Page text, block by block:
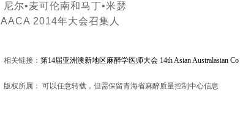
尼尔•麦可伦南和马丁•米瑟
AACA 2014年大会召集人
相关链接： 第14届亚洲澳新地区麻醉学医师大会 14th Asian Australasian Co
版权所属： 可以任意转载，但需保留青海省麻醉质量控制中心信息